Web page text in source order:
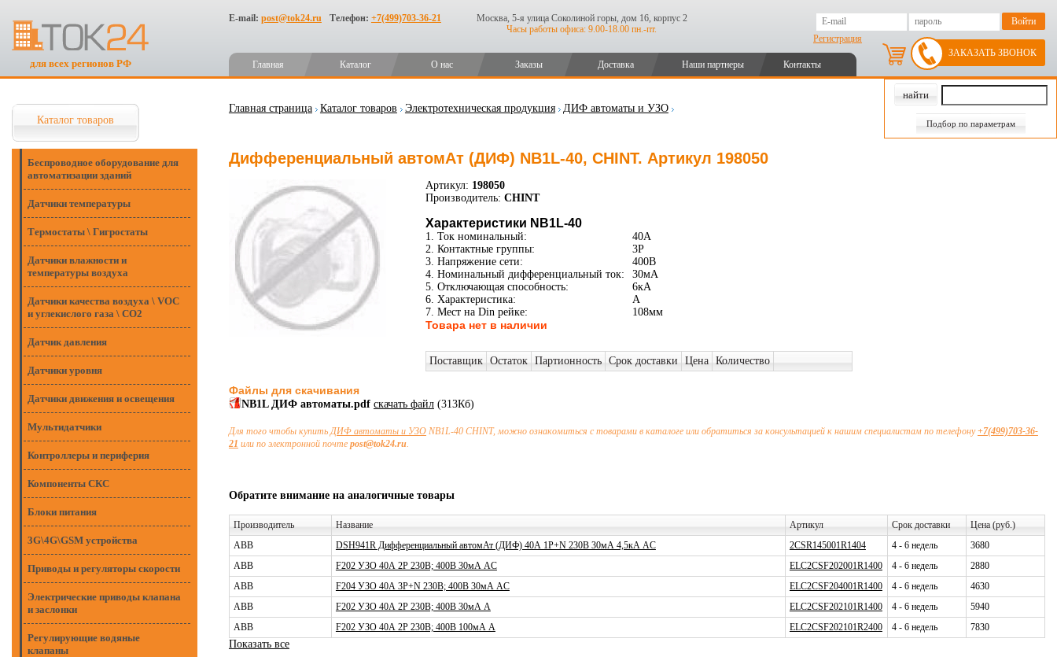
для всех регионов РФ
E-mail: post@tok24.ru Телефон: +7(499)703-36-21
Москва, 5-я улица Соколиной горы, дом 16, корпус 2
Часы работы офиса: 9.00-18.00 пн.-пт.
Регистрация
Главная Каталог О нас Заказы Доставка Наши партнеры Контакты
ЗАКАЗАТЬ ЗВОНОК
Подбор по параметрам
Каталог товаров
Беспроводное оборудование для
автоматизации зданий
Датчики температуры
Термостаты \ Гигростаты
Датчики влажности и
температуры воздуха
Датчики качества воздуха \ VOC
и углекислого газа \ CO2
Датчик давления
Датчики уровня
Датчики движения и освещения
Мультидатчики
Контроллеры и периферия
Компоненты СКС
Блоки питания
3G\4G\GSM устройства
Приводы и регуляторы скорости
Электрические приводы клапана
и заслонки
Регулирующие водяные
клапаны
Главная страница Каталог товаров Электротехническая продукция ДИФ автоматы и УЗО
Дифференциальный автомАт (ДИФ) NB1L-40, CHINT. Артикул 198050
Артикул: 198050
Производитель: CHINT
Характеристики NB1L-40
1. Ток номинальный:
40А
2. Контактные группы:
3P
3. Напряжение сети:
400В
4. Номинальный дифференциальный ток:
30мА
5. Отключающая способность:
6кА
6. Характеристика:
A
7. Мест на Din рейке:
108мм
Товара нет в наличии
Поставщик Остаток Партионность Срок доставки Цена Количество
Файлы для скачивания
NB1L ДИФ автоматы.pdf скачать файл(313Кб)
Для того чтобы купитьДИФ автоматы и УЗОNB1L-40 CHINT, можно ознакомиться с товарами в каталоге или обратиться за консультацией к нашим специалистам по телефону+7(499)703-36-
21 или по электронной почте post@tok24.ru.
Обратите внимание на аналогичные товары
Производитель Название Артикул Срок доставки
Цена (руб.)
ABB
DSH941R Дифференциальный автомАт (ДИФ) 40А 1P+N 230В 30мА 4,5кА AC 2CSR145001R1404 4 - 6 недель
3680
ABB
F202 УЗО 40А 2P 230В; 400В 30мА AC ELC2CSF202001R1400 4 - 6 недель
2880
ABB
F204 УЗО 40А 3P+N 230В; 400В 30мА AC ELC2CSF204001R1400 4 - 6 недель
4630
ABB
F202 УЗО 40А 2P 230В; 400В 30мА A ELC2CSF202101R1400 4 - 6 недель
5940
ABB
F202 УЗО 40А 2P 230В; 400В 100мА A ELC2CSF202101R2400 4 - 6 недель 7830
Показать все